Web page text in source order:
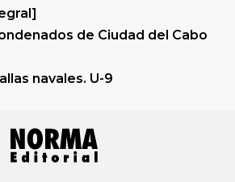
de Ciudad del Cabo
navales. U-9